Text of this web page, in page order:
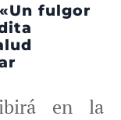
fulgor
en la